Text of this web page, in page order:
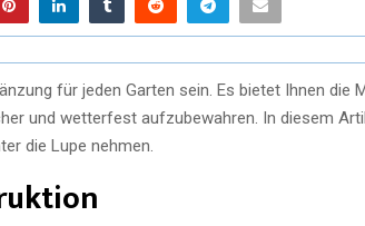
für jeden Garten sein. Es bietet Ihnen die
und wetterfest aufzubewahren. In diesem
die Lupe nehmen.